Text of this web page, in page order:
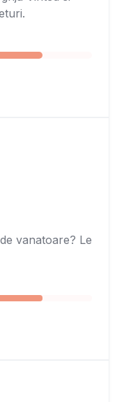
vanatoare? Le